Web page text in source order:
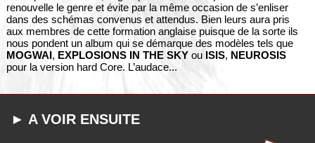
renouvelle le genre et évite par la même occasion de s’enliser
dans des schémas convenus et attendus. Bien leurs aura pris
aux membres de cette formation anglaise puisque de la sorte ils
nous pondent un album qui se démarque des modèles tels que
MOGWAI , EXPLOSIONS IN THE SKYou ISIS, NEUROSIS
pour la version hard Core. L’audace...
► A VOIR ENSUITE